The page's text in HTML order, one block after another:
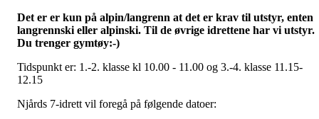
Det er er kun på alpin/langrenn at det er krav til utstyr, enten
langrennski eller alpinski. Til de øvrige idrettene har vi utstyr.
Du trenger gymtøy:-)
Tidspunkt er: 1.-2. klasse kl 10.00 - 11.00 og 3.-4. klasse 11.15-
12.15
Njårds 7-idrett vil foregå på følgende datoer: